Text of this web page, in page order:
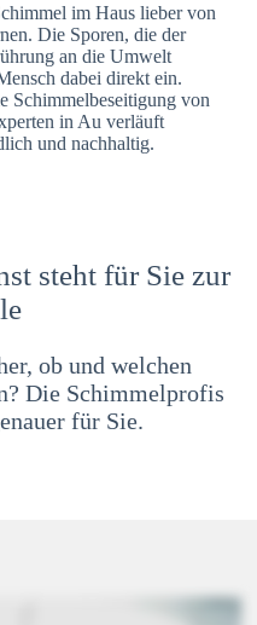
im Haus lieber von
Die Sporen, die der
an die Umwelt
dabei direkt ein.
Schimmelbeseitigung von
in Au verläuft
und nachhaltig.
steht für Sie zur
ob und welchen
Die Schimmelprofis
für Sie.